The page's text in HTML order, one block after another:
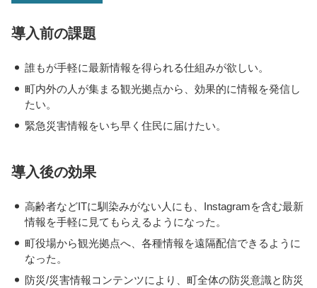
導入前の課題
・ 誰もが手軽に最新情報を得られる仕組みが欲しい。
・ 町内外の人が集まる観光拠点から、効果的に情報を発信し
たい。
・ 緊急災害情報をいち早く住民に届けたい。
導入後の効果
・ 高齢者などITに馴染みがない人にも、Instagramを含む最新
情報を手軽に見てもらえるようになった。
・ 町役場から観光拠点へ、各種情報を遠隔配信できるように
なった。
・ 防災/災害情報コンテンツにより、町全体の防災意識と防災